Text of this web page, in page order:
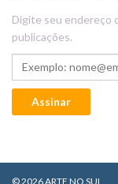
Digite seu endereço
publicações.
Exemplo:
Assinar
© 2026 ARTE NO SUL.